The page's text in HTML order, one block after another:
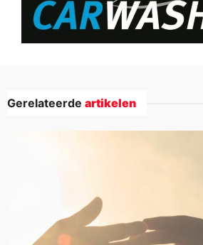
Gerelateerde artikelen